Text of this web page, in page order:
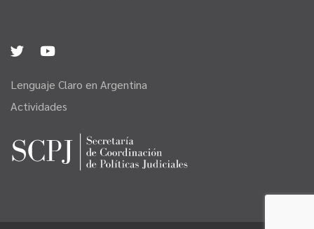
Lenguaje Claro en Argentina
Actividades